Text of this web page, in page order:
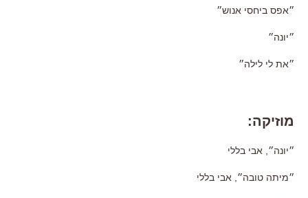
״אפס ביחסי אנוש״
״יונה״
״את לי לילה״
מוזיקה:
״יונה״, אבי בללי
״מיתה טובה״, אבי בללי